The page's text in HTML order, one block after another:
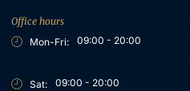
Office hours
Mon-Fri:
09:00 - 20:00
Sat: 09:00 - 20:00